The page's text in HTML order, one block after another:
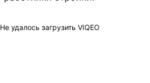
Не удалось загрузить VIQEO